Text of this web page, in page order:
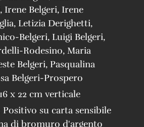
, Irene Belgeri, Irene
, Letizia Derighetti,
Belgeri, Luigi Belgeri,
Rodesino, Maria
Belgeri, Pasqualina
Belgeri-Prospero
16 x 22 cm verticale
Positivo su carta sensibile
di bromuro d'argento